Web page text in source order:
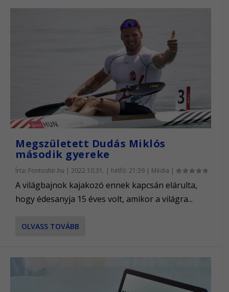
Megszületett Dudás Miklós
második gyereke
Írta: Fontoshír.hu | 2022.10.31. | hétfő: 21:39 | Média |
A világbajnok kajakozó ennek kapcsán elárulta,
hogy édesanyja 15 éves volt, amikor a világra...
OLVASS TOVÁBB